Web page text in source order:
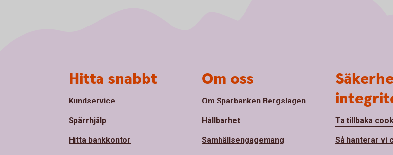
Hitta snabbt
Kundservice
Spärrhjälp
Hitta bankkontor
Om oss
Om Sparbanken Bergslagen
Hållbarhet
Samhällsengagemang
Ta tillbaka
Så hanterar vi